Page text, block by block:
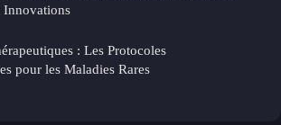
Innovations
: Les Protocoles
pour les Maladies Rares